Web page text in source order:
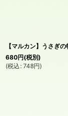
【マルカン】うさぎ
680円(税別)
(税込 : 748円)